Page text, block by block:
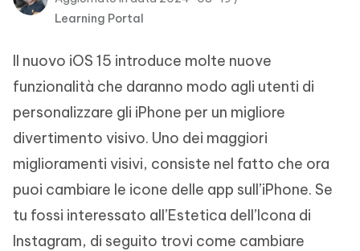
Learning Portal
Il nuovo iOS 15 introduce molte nuove
funzionalità che daranno modo agli utenti di
personalizzare gli iPhone per un migliore
divertimento visivo. Uno dei maggiori
miglioramenti visivi, consiste nel fatto che ora
puoi cambiare le icone delle app sull’iPhone. Se
tu fossi interessato all’Estetica dell’Icona di
Instagram, di seguito trovi come cambiare